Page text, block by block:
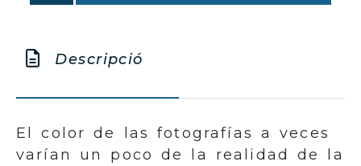
Descripció
El color de las fotografías a veces
varían un poco de la realidad de la